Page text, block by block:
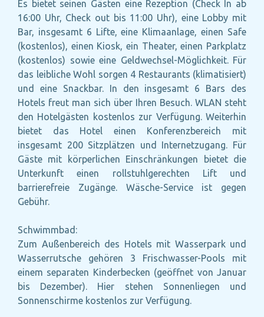
Es bietet seinen Gästen eine Rezeption (Check In ab
16:00 Uhr, Check out bis 11:00 Uhr), eine Lobby mit
Bar, insgesamt 6 Lifte, eine Klimaanlage, einen Safe
(kostenlos), einen Kiosk, ein Theater, einen Parkplatz
(kostenlos) sowie eine Geldwechsel-Möglichkeit. Für
das leibliche Wohl sorgen 4 Restaurants (klimatisiert)
und eine Snackbar. In den insgesamt 6 Bars des
Hotels freut man sich über Ihren Besuch. WLAN steht
den Hotelgästen kostenlos zur Verfügung. Weiterhin
bietet das Hotel einen Konferenzbereich mit
insgesamt 200 Sitzplätzen und Internetzugang. Für
Gäste mit körperlichen Einschränkungen bietet die
Unterkunft einen rollstuhlgerechten Lift und
barrierefreie Zugänge. Wäsche-Service ist gegen
Gebühr.
Schwimmbad:
Zum Außenbereich des Hotels mit Wasserpark und
Wasserrutsche gehören 3 Frischwasser-Pools mit
einem separaten Kinderbecken (geöffnet von Januar
bis Dezember). Hier stehen Sonnenliegen und
Sonnenschirme kostenlos zur Verfügung.